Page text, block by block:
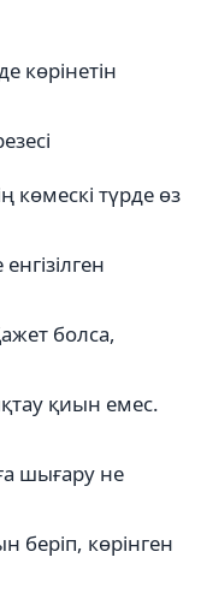
көрінетін
көмескі түрде өз
болса,
қиын емес.
шығару не
беріп, көрінген